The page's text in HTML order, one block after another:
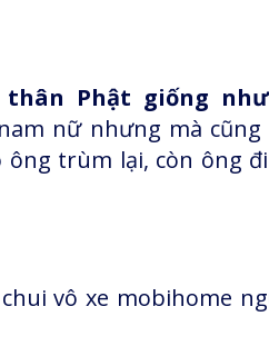
Phật giống
nữ nhưng mà cũng
trùm lại, còn ông
vô xe mobihome